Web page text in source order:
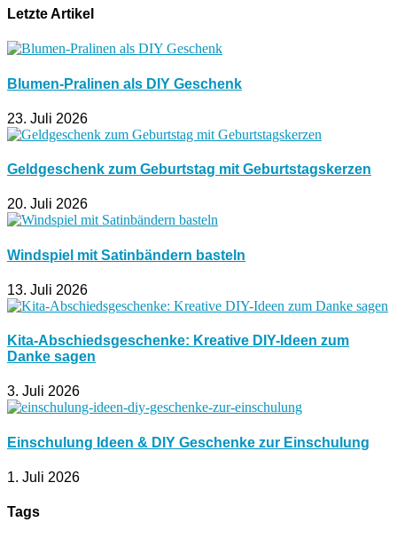
Letzte Artikel
Blumen-Pralinen als DIY Geschenk
23. Juli 2026
Geldgeschenk zum Geburtstag mit Geburtstagskerzen
20. Juli 2026
Windspiel mit Satinbändern basteln
13. Juli 2026
Kita-Abschiedsgeschenke: Kreative DIY-Ideen zum
Danke sagen
3. Juli 2026
Einschulung Ideen & DIY Geschenke zur Einschulung
1. Juli 2026
Tags